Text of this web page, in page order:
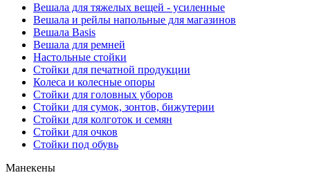
Вешала для тяжелых вещей - усиленные
Вешала и рейлы напольные для магазинов
Вешала Basis
Вешала для ремней
Настольные стойки
Стойки для печатной продукции
Колеса и колесные опоры
Стойки для головных уборов
Стойки для сумок, зонтов, бижутерии
Стойки для колготок и семян
Стойки для очков
Стойки под обувь
Манекены